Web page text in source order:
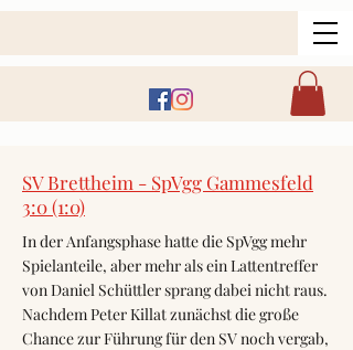
SV Brettheim - SpVgg Gammesfeld
3:0 (1:0)
In der Anfangsphase hatte die SpVgg mehr
Spielanteile, aber mehr als ein Lattentreffer
von Daniel Schüttler sprang dabei nicht raus.
Nachdem Peter Killat zunächst die große
Chance zur Führung für den SV noch vergab,